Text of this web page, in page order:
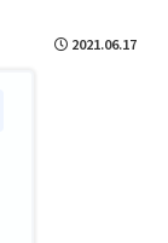
2021.06.17